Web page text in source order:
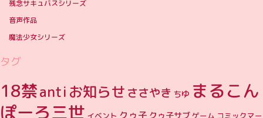
残念サキュバスシリーズ
音声作品
魔法少女シリーズ
タグ
18禁anti お知らせ ささやき ちゆ まるこん
ぽーろ三世 イベント クゥ子 クゥ子サブゲーム コミックマー